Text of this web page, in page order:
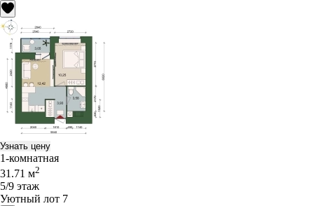
Узнать цену
1-комнатная
31.71 м2
5/9 этаж
Уютный лот 7